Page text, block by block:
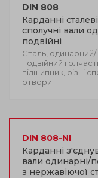
DIN 808
Карданні сталеві
сполучні вали
подвійні
Сталь, одинарний/
подвійний
підшипник, різні
отвори
DIN 808-NI
Карданні
вали одинарні/
з нержавіючої